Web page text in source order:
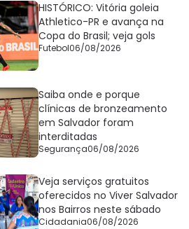
HISTÓRICO: Vitória goleia
Athletico-PR e avança na
Copa do Brasil; veja gols
Futebol06/08/2026
Saiba onde e porque
clínicas de bronzeamento
em Salvador foram
interditadas
Segurança06/08/2026
Veja serviços gratuitos
oferecidos no Viver Salvador
nos Bairros neste sábado
Cidadania06/08/2026